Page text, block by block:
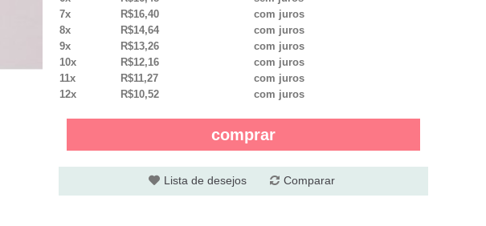
7x
R$16,40
com juros
8x
R$14,64
com juros
9x
R$13,26
com juros
10x
R$12,16
com juros
11x
R$11,27
com juros
12x
R$10,52 com juros
comprar
Lista de desejos Comparar